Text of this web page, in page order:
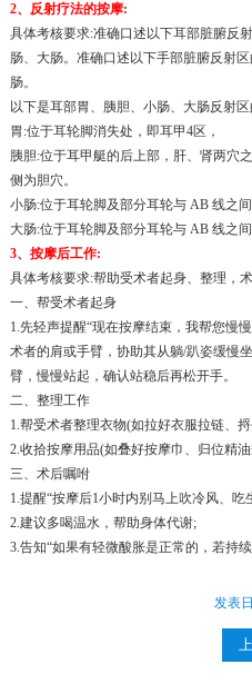
2、反射疗法的按摩:
具体考核要求:准确口述以下耳部脏腑反
肠、大肠。准确口述以下手部脏腑反射
肠。
以下是耳部胃、胰胆、小肠、大肠反射
胃:位于耳轮脚消失处，即耳甲4区，
胰胆:位于耳甲艇的后上部，肝、肾两穴
侧为胆穴。
小肠:位于耳轮脚及部分耳轮与 AB 线之间
大肠:位于耳轮脚及部分耳轮与 AB 线之间
3、按摩后工作:
具体考核要求:帮助受术者起身、整理，术
一、帮受术者起身
1.先轻声提醒“现在按摩结束，我帮您慢
术者的肩或手臂，协助其从躺/趴姿缓慢
臂，慢慢站起，确认站稳后再松开手。
二、整理工作
1.帮受术者整理衣物(如拉好衣服拉链、
2.收拾按摩用品(如叠好按摩巾、归位精
三、术后嘱咐
1.提醒“按摩后1小时内别马上吹冷风、吃
2.建议多喝温水，帮助身体代谢;
3.告知“如果有轻微酸胀是正常的，若持续
发表